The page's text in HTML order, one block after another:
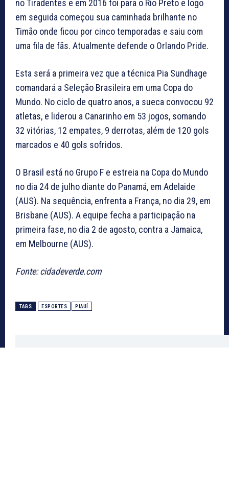
no Tiradentes e em 2016 foi para o Rio Preto e logo
em seguida começou sua caminhada brilhante no
Timão onde ficou por cinco temporadas e saiu com
uma fila de fãs. Atualmente defende o Orlando Pride.
Esta será a primeira vez que a técnica Pia Sundhage
comandará a Seleção Brasileira em uma Copa do
Mundo. No ciclo de quatro anos, a sueca convocou 92
atletas, e liderou a Canarinho em 53 jogos, somando
32 vitórias, 12 empates, 9 derrotas, além de 120 gols
marcados e 40 gols sofridos.
O Brasil está no Grupo F e estreia na Copa do Mundo
no dia 24 de julho diante do Panamá, em Adelaide
(AUS). Na sequência, enfrenta a França, no dia 29, em
Brisbane (AUS). A equipe fecha a participação na
primeira fase, no dia 2 de agosto, contra a Jamaica,
em Melbourne (AUS).
Fonte: cidadeverde.com
TAGS ESPORTES PIAUÍ